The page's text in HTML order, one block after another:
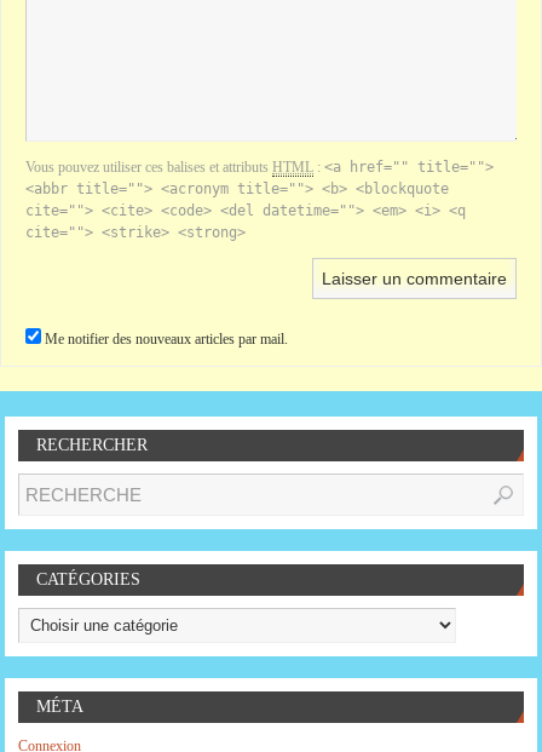
Vous pouvez utiliser ces balises et attributs HTML : <a href="" title="">
<abbr title=""> <acronym title=""> <b> <blockquote
cite=""> <cite> <code> <del datetime=""> <em> <i> <q
cite=""> <strike> <strong>
Me notifier des nouveaux articles par mail.
RECHERCHER
CATÉGORIES
MÉTA
Connexion